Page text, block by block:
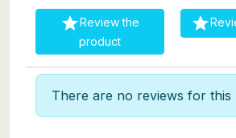
Review the
product

There are no reviews for this